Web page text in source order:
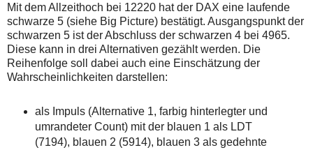
auch
Verstösse
gegen
die
Netiquette
oder
ein
Missbrauch
Kommentarfunktion
sein.
Bitte
überprüfen
Alternativ
die
Post
auch
auf
der
Plattform
online.de
verfügbar.
Mit dem Allzeithoch bei 12220 hat der DAX eine laufende
schwarze 5 (siehe Big Picture) bestätigt. Ausgangspunkt der
schwarzen 5 ist der Abschluss der schwarzen 4 bei 4965.
Diese kann in drei Alternativen gezählt werden. Die
Reihenfolge soll dabei auch eine Einschätzung der
Wahrscheinlichkeiten darstellen:
als Impuls (Alternative 1, farbig hinterlegter und
umrandeter Count) mit der blauen 1 als LDT
(7194), blauen 2 (5914), blauen 3 als gedehnte